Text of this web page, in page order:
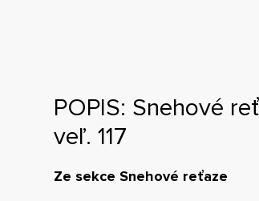
POPIS: Snehové
veľ. 117
Ze sekce Snehové reťaze